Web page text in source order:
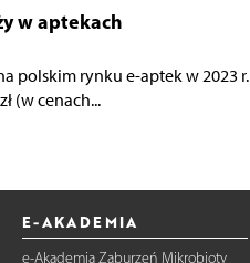
w aptekach
polskim rynku e-aptek w 2023 r.
(w cenach...
E-AKADEMIA
e-Akademia Zaburzeń Mikrobioty